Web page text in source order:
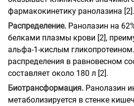
фармакокинетику ранолазина [2].
Распределение. Ранолазин на
белками плазмы крови [2],
альфа-1-кислым
распределения в равновесном
составляет около 180 л [2].
Биотрансформация. Ранолазин
метаболизируется в стенке